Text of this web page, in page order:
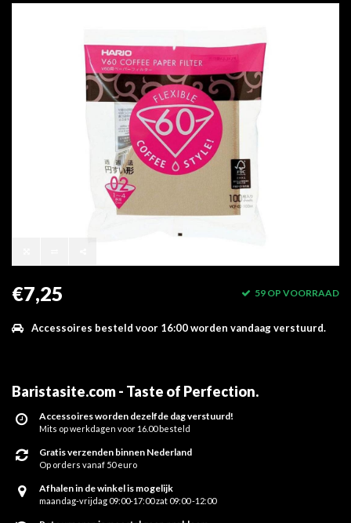
€7,25 59 OP VOORRAAD
Accessoires besteld voor 16:00 worden vandaag verstuurd.
Baristasite.com - Taste of Perfection.
Accessoires worden dezelfde dag verstuurd!
Mits op werkdagen voor 16.00 besteld
Gratis verzenden binnen Nederland
Op orders vanaf 50 euro
Afhalen in de winkel is mogelijk
maandag-vrijdag 09:00-17:00 zat 09:00 -12:00